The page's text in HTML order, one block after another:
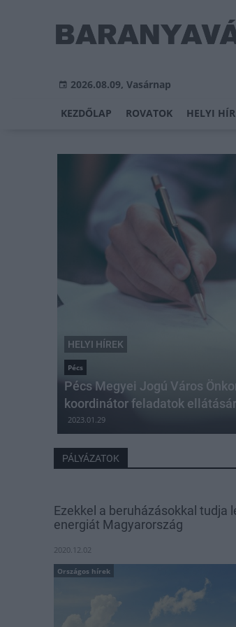
2026.08.09, Vasárnap
KEZDŐLAP ROVATOK HELYI
HELYI HÍREK
Pécs
Pécs Megyei Jogú Város
koordinátor feladatok
2023.01.29
PÁLYÁZATOK
Ezekkel a beruházásokkal tudja
energiát Magyarország
2020.12.02
Országos hírek